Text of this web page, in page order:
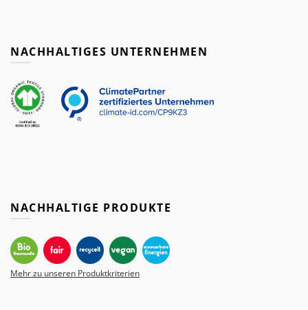
NACHHALTIGES UNTERNEHMEN
NACHHALTIGE PRODUKTE
Mehr zu unseren Produktkriterien